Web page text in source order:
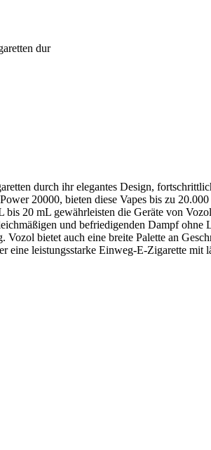
dur
durch ihr elegantes Design,
20000, bieten diese Vapes bis zu
20 mL gewährleisten die Geräte von
und befriedigenden Dampf
bietet auch eine breite Palette an
eine leistungsstarke Einweg-E-Zigarette